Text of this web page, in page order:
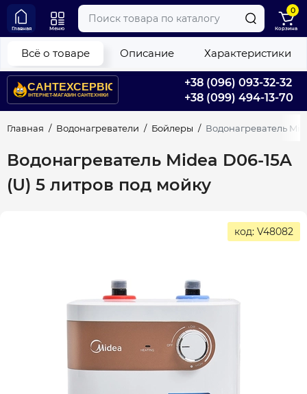
+38 (096) 093-32-32
+38 (099) 494-13-70
Главная Меню
0
Корзина
Главная Водонагреватели Бойлеры Водонагреватель
Водонагреватель Midea D06-15A
(U) 5 литров под мойку
Всё о товаре Описание Характеристики
код: V48082